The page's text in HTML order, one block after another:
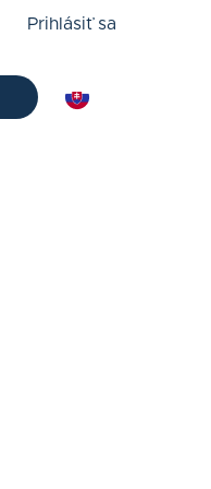
Prihlásiť sa